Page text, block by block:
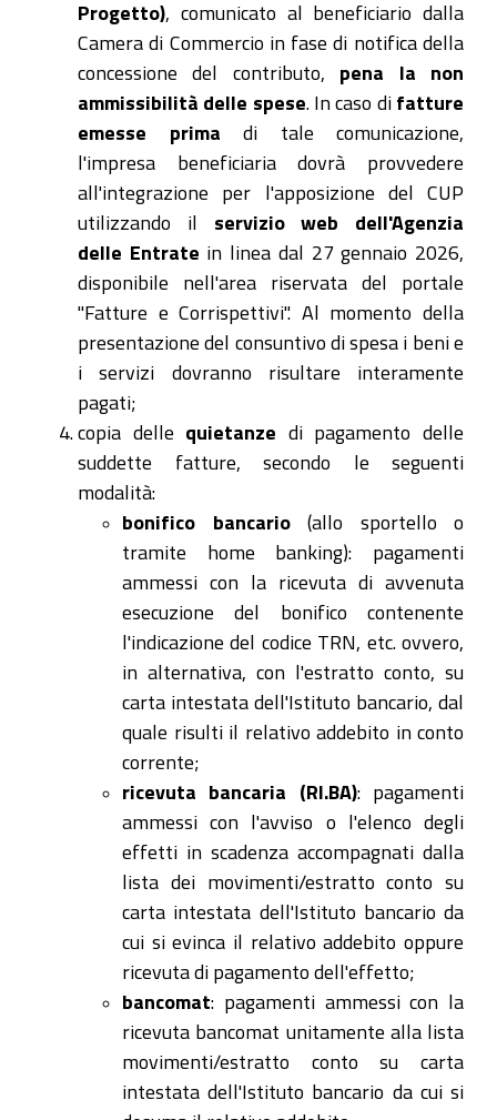
Progetto) , comunicato al beneficiario dalla
Camera di Commercio in fase di notifica della
concessione del contributo, pena la non
ammissibilità delle spese . In caso di fatture
emesse prima di tale comunicazione,
l'impresa beneficiaria dovrà provvedere
all'integrazione per l'apposizione del CUP
utilizzando il servizio web dell'Agenzia
delle Entrate in linea dal 27 gennaio 2026,
disponibile nell'area riservata del portale
"Fatture e Corrispettivi". Al momento della
presentazione del consuntivo di spesa i beni e
i servizi dovranno risultare interamente
pagati;
copia delle quietanze di pagamento delle
suddette fatture, secondo le seguenti
modalità:
bonifico bancario(allo sportello o
tramite home banking): pagamenti
ammessi con la ricevuta di avvenuta
esecuzione del bonifico contenente
l'indicazione del codice TRN, etc. ovvero,
in alternativa, con l'estratto conto, su
carta intestata dell'Istituto bancario, dal
quale risulti il relativo addebito in conto
corrente;
ricevuta bancaria (RI.BA): pagamenti
ammessi con l'avviso o l'elenco degli
effetti in scadenza accompagnati dalla
lista dei movimenti/estratto conto su
carta intestata dell'Istituto bancario da
cui si evinca il relativo addebito oppure
ricevuta di pagamento dell'effetto;
bancomat: pagamenti ammessi con la
ricevuta bancomat unitamente alla lista
movimenti/estratto conto su carta
intestata dell'Istituto bancario da cui si